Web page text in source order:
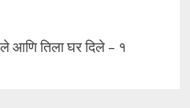
आणि तिला घर दिले – १